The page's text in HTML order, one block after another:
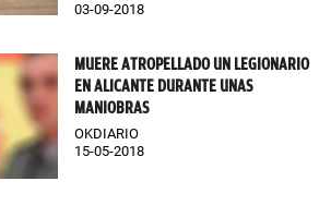
03-09-2018
MUERE ATROPELLADO UN LEGIONARIO
EN ALICANTE DURANTE UNAS
MANIOBRAS
OKDIARIO
15-05-2018